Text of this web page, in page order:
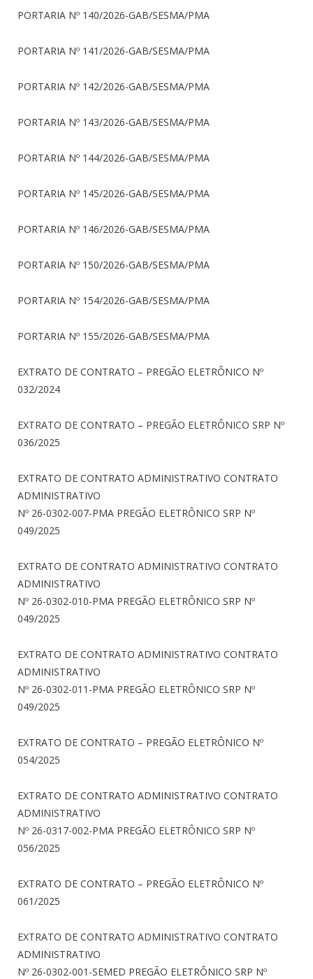
PORTARIA Nº 140/2026-GAB/SESMA/PMA
PORTARIA Nº 141/2026-GAB/SESMA/PMA
PORTARIA Nº 142/2026-GAB/SESMA/PMA
PORTARIA Nº 143/2026-GAB/SESMA/PMA
PORTARIA Nº 144/2026-GAB/SESMA/PMA
PORTARIA Nº 145/2026-GAB/SESMA/PMA
PORTARIA Nº 146/2026-GAB/SESMA/PMA
PORTARIA Nº 150/2026-GAB/SESMA/PMA
PORTARIA Nº 154/2026-GAB/SESMA/PMA
PORTARIA Nº 155/2026-GAB/SESMA/PMA
EXTRATO DE CONTRATO – PREGÃO ELETRÔNICO Nº
032/2024
EXTRATO DE CONTRATO – PREGÃO ELETRÔNICO SRP Nº
036/2025
EXTRATO DE CONTRATO ADMINISTRATIVO CONTRATO
ADMINISTRATIVO
Nº 26-0302-007-PMA PREGÃO ELETRÔNICO SRP Nº
049/2025
EXTRATO DE CONTRATO ADMINISTRATIVO CONTRATO
ADMINISTRATIVO
Nº 26-0302-010-PMA PREGÃO ELETRÔNICO SRP Nº
049/2025
EXTRATO DE CONTRATO ADMINISTRATIVO CONTRATO
ADMINISTRATIVO
Nº 26-0302-011-PMA PREGÃO ELETRÔNICO SRP Nº
049/2025
EXTRATO DE CONTRATO – PREGÃO ELETRÔNICO Nº
054/2025
EXTRATO DE CONTRATO ADMINISTRATIVO CONTRATO
ADMINISTRATIVO
Nº 26-0317-002-PMA PREGÃO ELETRÔNICO SRP Nº
056/2025
EXTRATO DE CONTRATO – PREGÃO ELETRÔNICO Nº
061/2025
EXTRATO DE CONTRATO ADMINISTRATIVO CONTRATO
ADMINISTRATIVO
Nº 26-0302-001-SEMED PREGÃO ELETRÔNICO SRP Nº